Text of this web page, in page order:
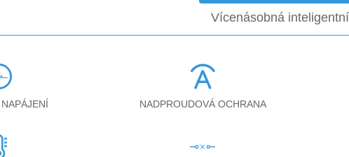
Vícenásobná
NADPROUDOVÁ OCHRANA